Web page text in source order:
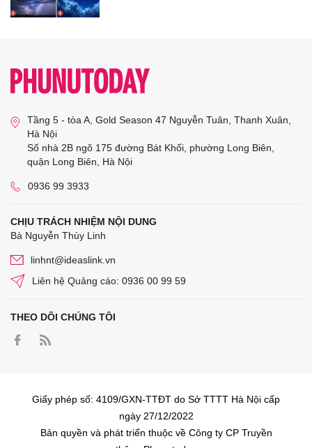
Tầng 5 - tòa A, Gold Season 47 Nguyễn Tuân, Thanh Xuân,
Hà Nội
Số nhà 2B ngõ 175 đường Bát Khối, phường Long Biên,
quận Long Biên, Hà Nội
0936 99 3933
CHỊU TRÁCH NHIỆM NỘI DUNG
Bà Nguyễn Thùy Linh
linhnt@ideaslink.vn
Liên hệ Quảng cáo: 0936 00 99 59
THEO DÕI CHÚNG TÔI
Giấy phép số: 4109/GXN-TTĐT do Sở TTTT Hà Nội cấp
ngày 27/12/2022
Bản quyền và phát triển thuộc về Công ty CP Truyền